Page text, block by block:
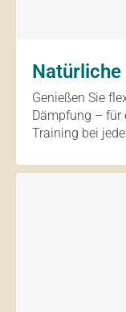
Natürliche
Genießen Sie
Dämpfung – für
Training bei